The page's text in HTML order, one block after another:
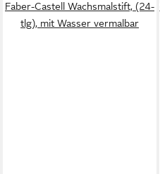
Faber-Castell Wachsmalstift, (24-
tlg), mit Wasser vermalbar